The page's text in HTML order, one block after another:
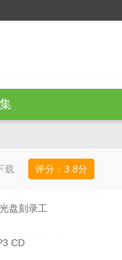
载 评分： 3.8分
盘刻录工
CD